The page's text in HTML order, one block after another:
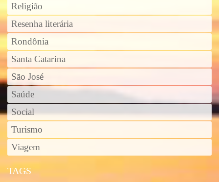
Religião
Resenha literária
Rondônia
Santa Catarina
São José
Saúde
Social
Turismo
Viagem
TAGS